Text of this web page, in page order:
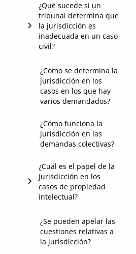
¿Qué sucede si un
tribunal determina que
la jurisdicción es
inadecuada en un caso
civil?
¿En qué se diferencia
la jurisdicción entre
los tribunales
federales y los
¿Se puede transferir
un caso de un
tribunal federal en
función de la
jurisdicción?
¿Cómo se determina la
jurisdicción en los
casos en los que hay
varios demandados?
¿Cómo funciona la
jurisdicción en las
demandas colectivas?
¿Cuál es el papel de la
jurisdicción en los
casos de propiedad
intelectual?
¿Qué es una moción
de forum non
conveniens?
¿Se pueden apelar las
cuestiones relativas a
la jurisdicción?